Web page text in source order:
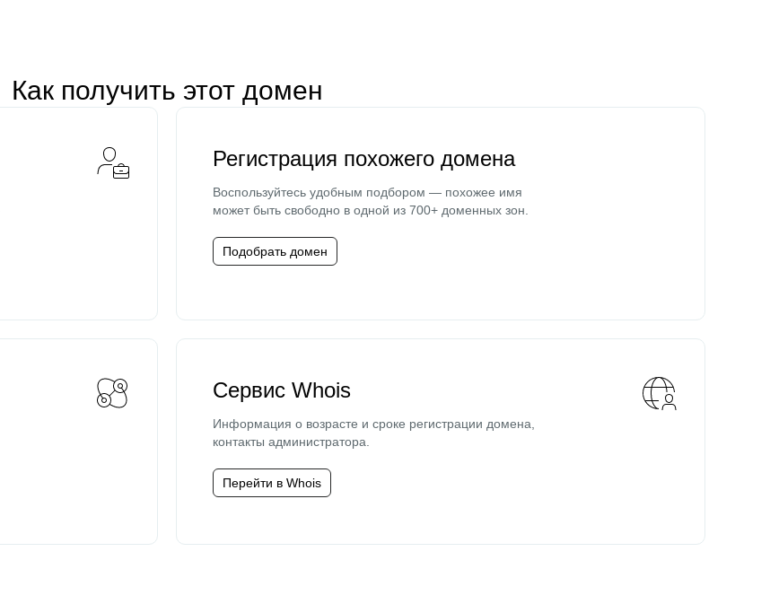
Как получить этот домен
Регистрация похожего домена
Воспользуйтесь удобным подбором — похожее имя
может быть свободно в одной из 700+ доменных зон.
Подобрать домен
Сервис Whois
Информация о возрасте и сроке регистрации домена,
контакты администратора.
Перейти в Whois